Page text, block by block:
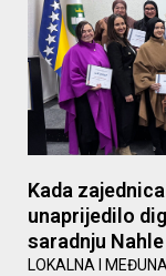
Kada
unaprijedilo
saradnju
LOKALNA I